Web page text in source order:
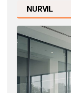
NURVIL